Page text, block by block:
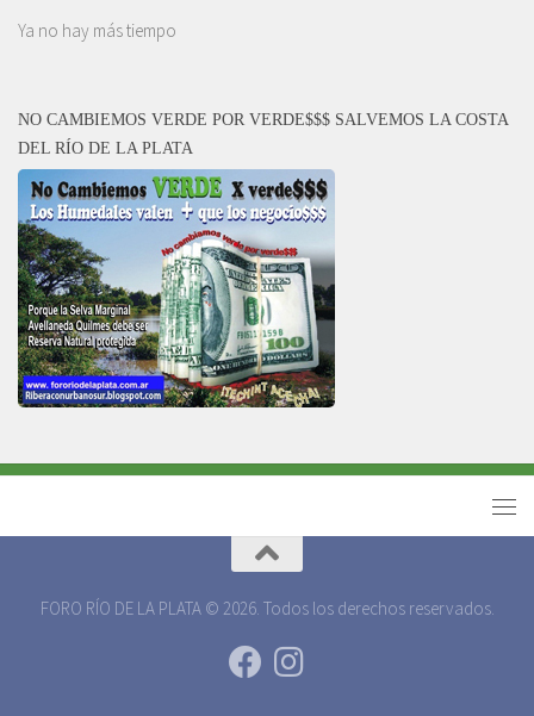
Ya no hay más tiempo
NO CAMBIEMOS VERDE POR VERDE$$$ SALVEMOS LA COSTA
DEL RÍO DE LA PLATA
FORO RÍO DE LA PLATA © 2026. Todos los derechos reservados.